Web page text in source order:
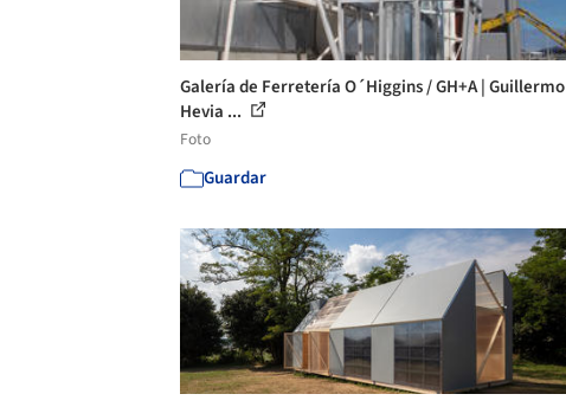
Galería de Ferretería O´Higgins / GH+A | Guillermo
Hevia ...
Foto
Guardar